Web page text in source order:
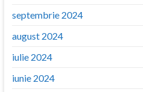
septembrie 2024
august 2024
iulie 2024
iunie 2024